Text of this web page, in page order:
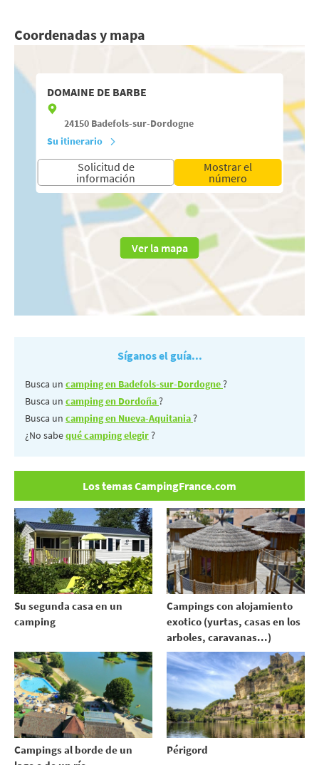
Coordenadas y mapa
DOMAINE DE BARBE
24150 Badefols-sur-Dordogne
Su itinerario
Solicitud de
información
Mostrar el
número
Ver la mapa
Síganos el guía...
Busca un camping en Badefols-sur-Dordogne?
Busca un camping en Dordoña?
Busca un camping en Nueva-Aquitania?
¿No sabequé camping elegir?
Los temas CampingFrance.com
Su segunda casa en un
camping
Campings con alojamiento
exotico (yurtas, casas en los
arboles, caravanas...)
Campings al borde de un
Périgord